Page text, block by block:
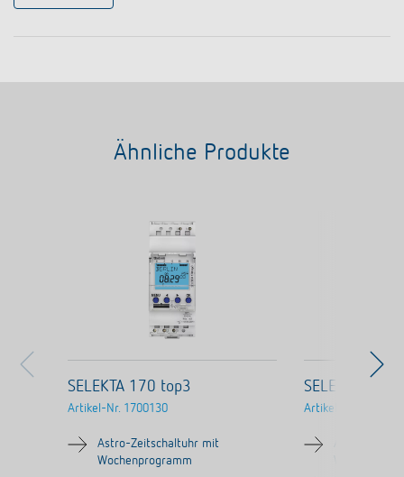
Ähnliche Produkte
SELEKTA 170 top3
Artikel-Nr. 1700130
Astro-Zeitschaltuhr mit
Wochenprogramm
SELEKTA 171
Artikel-Nr.